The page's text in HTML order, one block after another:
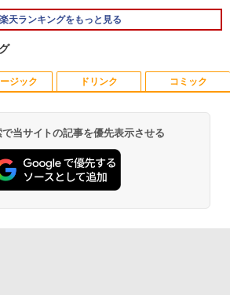
￥29,800
楽天ランキングをもっと見る
【送料無料】感動する地図帖 世界って面
／Infographic．ly／片山美佳子
Soundcore P40i オフホワイト
7,990
ジック
WAYNE feat. Flo Milli, ATL Jacob
250
ドリンク
Amazon.co.jp限定】 い・ろ・は・す 2L P
ラベルレス ×8本
1,112
コミック
屋のひとりごと 17巻 (デジタル版ビッグガ
ガンコミックス)
770
当サイトの記事を優先表示させる